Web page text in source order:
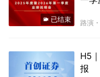
已结束 路演 ・
H5
报